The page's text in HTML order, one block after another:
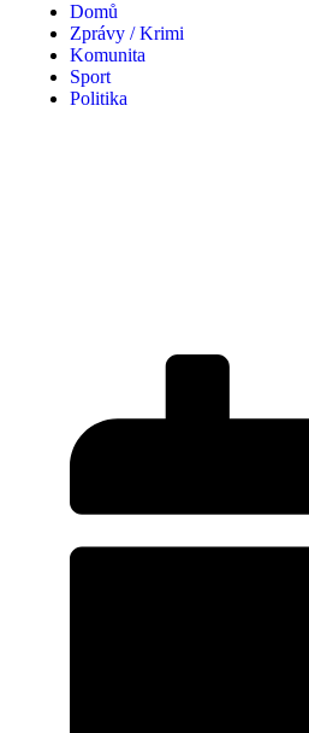
Domů
Zprávy / Krimi
Komunita
Sport
Politika